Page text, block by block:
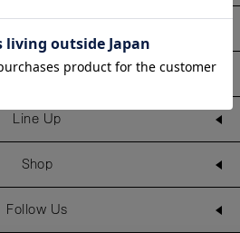
Information
Line Up
Shop
Follow Us